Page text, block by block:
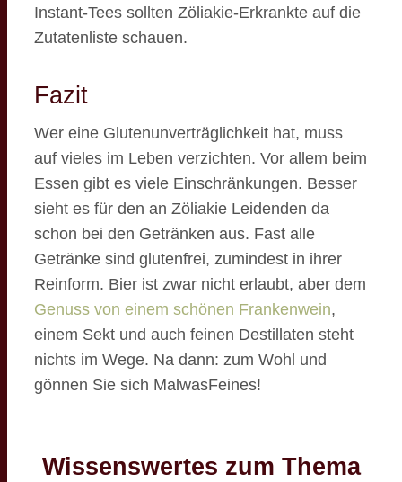
Instant-Tees sollten Zöliakie-Erkrankte auf die
Zutatenliste schauen.
Fazit
Wer eine Glutenunverträglichkeit hat, muss
auf vieles im Leben verzichten. Vor allem beim
Essen gibt es viele Einschränkungen. Besser
sieht es für den an Zöliakie Leidenden da
schon bei den Getränken aus. Fast alle
Getränke sind glutenfrei, zumindest in ihrer
Reinform. Bier ist zwar nicht erlaubt, aber dem
Genuss von einem schönen Frankenwein,
einem Sekt und auch feinen Destillaten steht
nichts im Wege. Na dann: zum Wohl und
gönnen Sie sich MalwasFeines!
Wissenswertes zum Thema